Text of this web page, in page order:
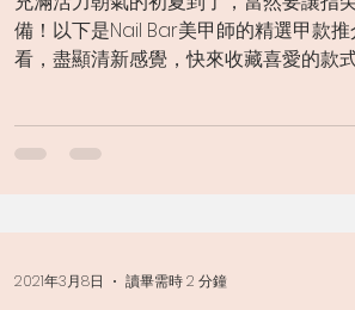
備！以下是Nail Bar美甲師的精選甲款
看，盡顯清新感覺，快來收藏喜愛的款
2021年3月8日 讀畢需時 2 分鐘